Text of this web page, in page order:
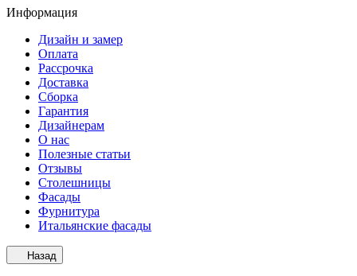
Информация
Дизайн и замер
Оплата
Рассрочка
Доставка
Сборка
Гарантия
Дизайнерам
О нас
Полезные статьи
Отзывы
Столешницы
Фасады
Фурнитура
Итальянские фасады
Назад